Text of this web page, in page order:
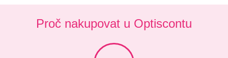
Proč nakupovat u Optiscontu